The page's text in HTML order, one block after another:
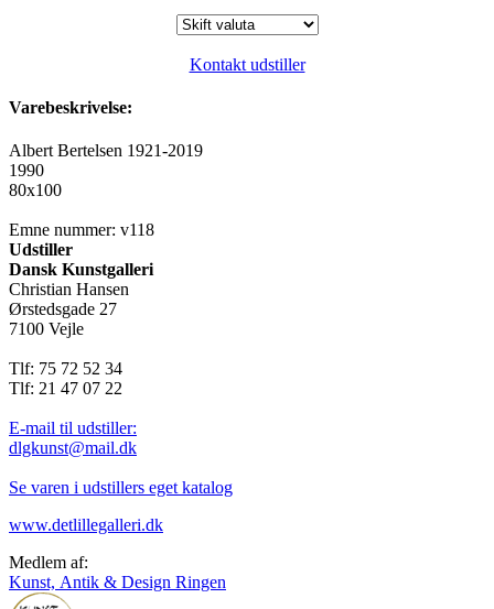
Kontakt udstiller
Varebeskrivelse:
Albert Bertelsen 1921-2019
1990
80x100
Emne nummer: v118
Udstiller
Dansk Kunstgalleri
Christian Hansen
Ørstedsgade 27
7100 Vejle
Tlf: 75 72 52 34
Tlf: 21 47 07 22
E-mail til udstiller:
dlgkunst@mail.dk
Se varen i udstillers eget katalog
www.detlillegalleri.dk
Medlem af:
Kunst, Antik & Design Ringen